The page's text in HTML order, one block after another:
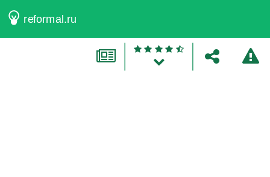
reformal.ru